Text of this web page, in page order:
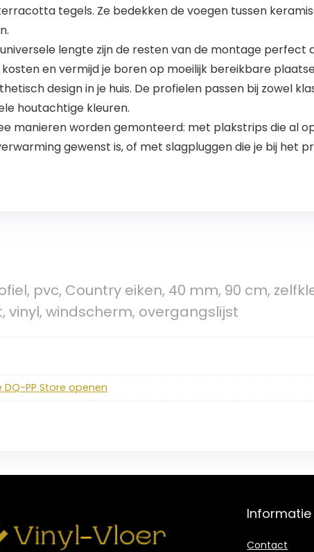
tegels. Ze bedekken de voegen tussen
lengte zijn de resten van de montage perfect
en vermijd je boren op moeilijk bereikbare
design in je huis. De profielen passen bij zowel
houtachtige kleuren.
manieren worden gemonteerd: met plakstrips die al
gewenst is, of met slagpluggen die je bij het
pvc, Country eiken, 40 mm, 90 cm,
windscherm, overgangslijst
DQ-PP Store openen
Informatie
Contact